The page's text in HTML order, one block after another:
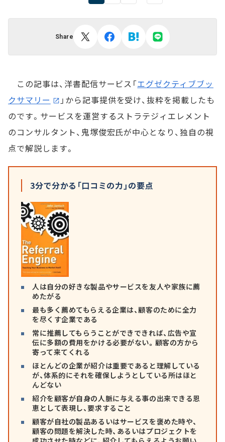
Share
この記事は、洋書配信サービス「エグゼクティブブッ
クサマリー
」から記事提供を受け、抜粋を掲載したも
のです。サービスを運営するストラテジィエレメント
のコンサルタント、鬼塚俊宏氏が中心となり、独自の視
点で解説します。
3分で分かる「口コミの力」の要点
人は自分の好きな製品やサービスを友人や家族に薦
めたがる
最も多く薦めてもらえる企業は、顧客のために全力
を尽くす企業である
常に推薦してもらうことができできれば、広告や宣
伝に多額の費用をかける必要がない。顧客の方から
寄って来てくれる
ほとんどの企業が紹介は重要であると理解している
が、体系的にそれを確保しようとしている所はほと
んどない
紹介を顧客が自身の人脈に与える事の出来できる恩
恵として表現し、要求すること
顧客が自社の製品あるいはサービスを褒めた時や、
顧客の問題を解決した時、あるいはプロジェクトを